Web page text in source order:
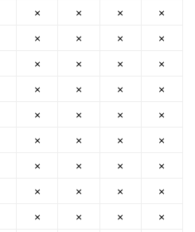
×
×
×
×
×
×
×
×
×
×
×
×
×
×
×
×
×
×
×
×
×
×
×
×
×
×
×
×
×
×
×
×
×
×
×
×